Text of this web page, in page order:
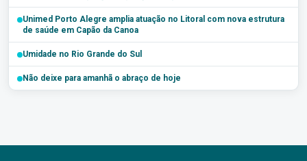
Unimed Porto Alegre amplia atuação no Litoral com nova estrutura
de saúde em Capão da Canoa
Umidade no Rio Grande do Sul
Não deixe para amanhã o abraço de hoje